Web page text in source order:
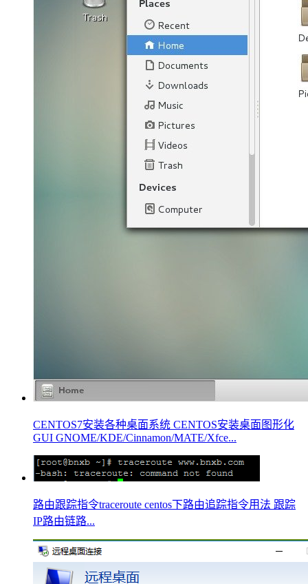
CENTOS7安装各种桌面系统 CENTOS安装桌面图形化
GUI GNOME/KDE/Cinnamon/MATE/Xfce...
路由跟踪指令traceroute centos下路由追踪指令用法 跟踪
IP路由链路...